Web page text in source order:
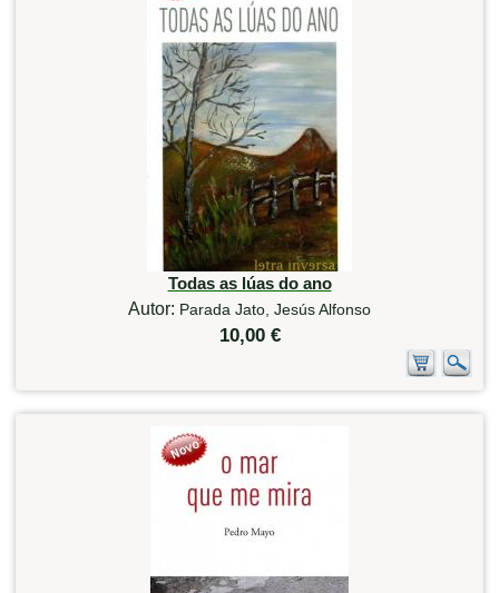
Todas as lúas do ano
Autor: Parada Jato, Jesús Alfonso
10,00 €